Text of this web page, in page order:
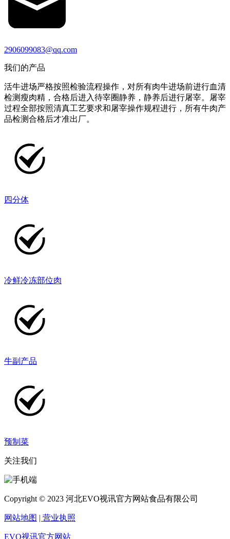
2906099083@qq.com
我们的产品
活牛进场严格按照检验流程操作，对所有肉牛进场前进行血清
检测瘦肉精，合格后进入待宰圈静养，静养后进行屠宰。屠宰
过程全部按照清真工艺要求和屠宰操作规程进行，所有牛肉产
品检测合格后才准出厂。
四分体
冷鲜冷冻部位肉
牛副产品
预制菜
关注我们
Copyright © 2023 河北EVO视讯官方网站食品有限公司
网站地图 | 营业执照
EVO视讯官方网站